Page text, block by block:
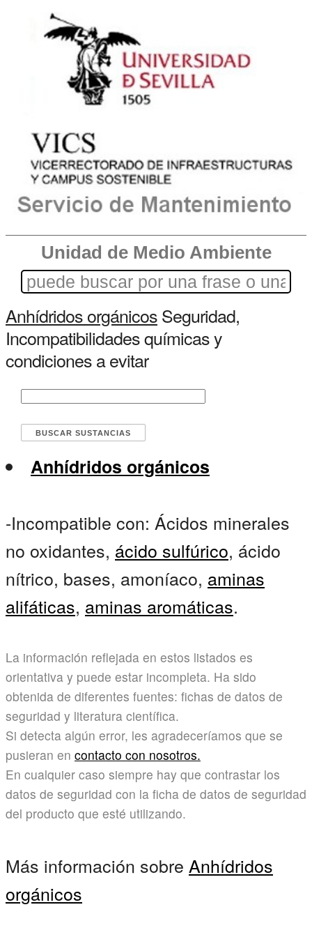
Unidad de Medio Ambiente
Anhídridos orgánicosSeguridad,
Incompatibilidades químicas y
condiciones a evitar
Anhídridos orgánicos
-Incompatible con: Ácidos minerales
no oxidantes, ácido sulfúrico, ácido
nítrico, bases, amoníaco, aminas
alifáticas, aminas aromáticas.
La información reflejada en estos listados es
orientativa y puede estar incompleta. Ha sido
obtenida de diferentes fuentes: fichas de datos de
seguridad y literatura científica.
Si detecta algún error, les agradeceríamos que se
pusieran en contacto con nosotros.
En cualquier caso siempre hay que contrastar los
datos de seguridad con la ficha de datos de seguridad
del producto que esté utilizando.
Más información sobre Anhídridos
orgánicos